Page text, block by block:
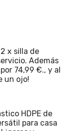
x silla de
Además
74,99 €., y al
un ojo!
HDPE de
para casa